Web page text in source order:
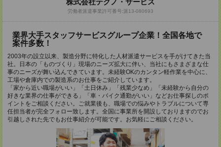
株式会社テクノ・サービス
労働者派遣事業許可番号:派13-080693
業界大手スタッフサービスグループ企業！全国各地で
案件多数！
2003年の設立以来、製造分野に特化した人材派遣サービスを手がけてきた当
社。日本の「ものづくり」現場のニーズ拡大に伴い、当社にもさまざまな仕
事のニーズが舞い込んできています。未経験OKのカンタン軽作業を中心に、
工場や倉庫内での製造系のお仕事をご紹介しています。
「家から近い職場がいい」「土日休み」「残業少なめ」「未経験から自分の
好きな業界の仕事ができる」「車・バイク通勤がいい」などお仕事探しのポ
イントをご相談ください。ご就業後も、職場での悩みやトラブルについて専
任担当者が完全フォロー致します。全国に事業所を開設しておりますのでお
引越しされた先でもお仕事紹介が可能です。お気軽にご相談ください。